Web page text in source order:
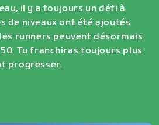
il y a toujours un défi à
de niveaux ont été ajoutés
runners peuvent désormais
Tu franchiras toujours plus
progresser.